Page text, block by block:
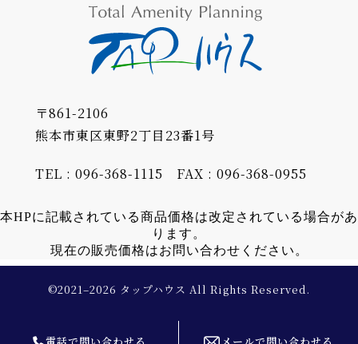
〒861-2106
熊本市東区東野2丁目23番1号
TEL : 096-368-1115 FAX : 096-368-0955
本HPに記載されている商品価格は改定されている場合があ
ります。
現在の販売価格はお問い合わせください。
©2021–2026 タップハウス All Rights Reserved.
電話で問い合わせる メールで問い合わせる